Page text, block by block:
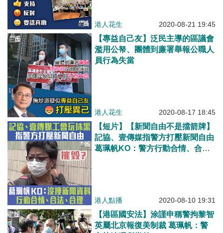
港人花生 2020-08-21 19:45
【專益自己友】泛民主導的區議會
濫用公帑、團體到廉署舉報公職人
員行為失當
港人花生 2020-08-17 18:45
【短片】【新聞自由不是擋箭牌】
記協、壹傳媒指警方打壓新聞自由
葛珮帆KO​：警方行動合情、合
港人點播 2020-08-10 19:31
【港區國安法】涂謹申稱警拘黎智
英屬北京報復美制裁 葛珮帆：警